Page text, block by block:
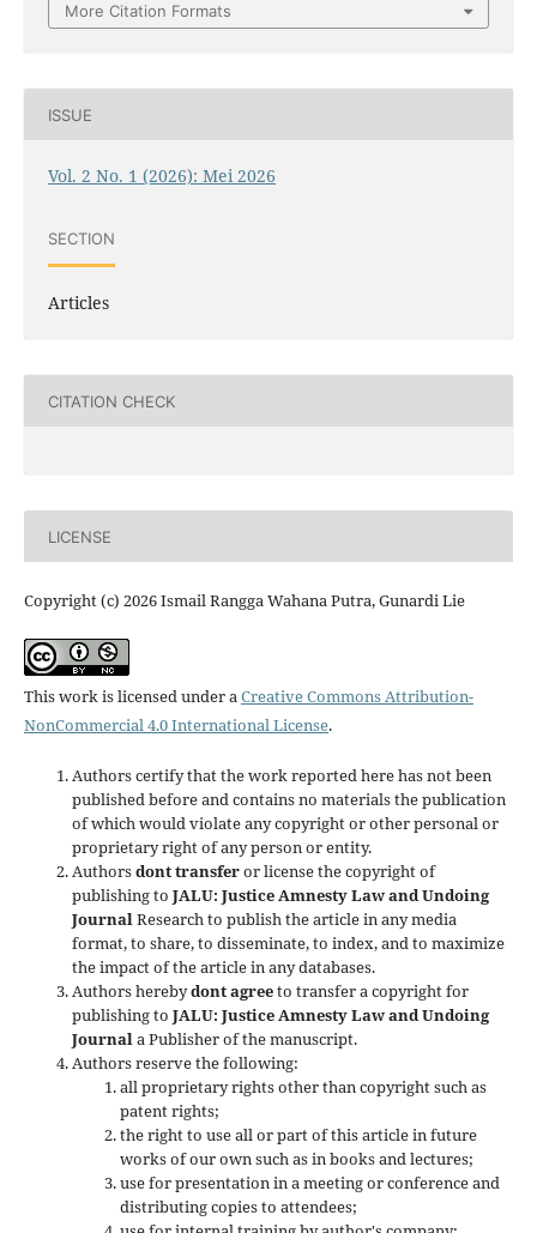
More Citation Formats
ISSUE
Vol. 2 No. 1 (2026): Mei 2026
SECTION
Articles
CITATION CHECK
LICENSE
Copyright (c) 2026 Ismail Rangga Wahana Putra, Gunardi Lie
This work is licensed under aCreative Commons Attribution-
NonCommercial 4.0 International License.
Authors certify that the work reported here has not been
published before and contains no materials the publication
of which would violate any copyright or other personal or
proprietary right of any person or entity.
Authorsdont transferor license the copyright of
publishing to JALU: Justice Amnesty Law and Undoing
JournalResearch to publish the article in any media
format, to share, to disseminate, to index, and to maximize
the impact of the article in any databases.
Authors herebydont agreeto transfer a copyright for
publishing to JALU: Justice Amnesty Law and Undoing
Journala Publisher of the manuscript.
Authors reserve the following:
all proprietary rights other than copyright such as
patent rights;
the right to use all or part of this article in future
works of our own such as in books and lectures;
use for presentation in a meeting or conference and
distributing copies to attendees;